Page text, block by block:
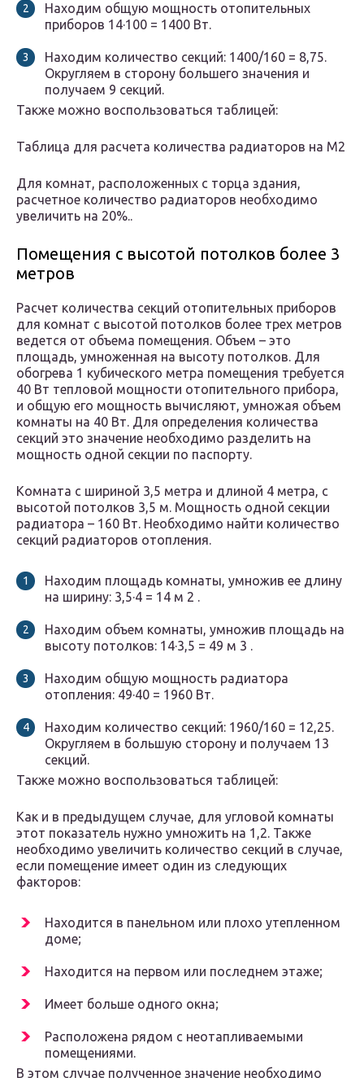
Находим общую мощность отопительных
приборов 14·100 = 1400 Вт.
Находим количество секций: 1400/160 = 8,75.
Округляем в сторону большего значения и
получаем 9 секций.
Также можно воспользоваться таблицей:
Таблица для расчета количества радиаторов на М2
Для комнат, расположенных с торца здания,
расчетное количество радиаторов необходимо
увеличить на 20%..
Помещения с высотой потолков более 3
метров
Расчет количества секций отопительных приборов
для комнат с высотой потолков более трех метров
ведется от объема помещения. Объем – это
площадь, умноженная на высоту потолков. Для
обогрева 1 кубического метра помещения требуется
40 Вт тепловой мощности отопительного прибора,
и общую его мощность вычисляют, умножая объем
комнаты на 40 Вт. Для определения количества
секций это значение необходимо разделить на
мощность одной секции по паспорту.
Комната с шириной 3,5 метра и длиной 4 метра, с
высотой потолков 3,5 м. Мощность одной секции
радиатора – 160 Вт. Необходимо найти количество
секций радиаторов отопления.
Находим площадь комнаты, умножив ее длину
на ширину: 3,5·4 = 14 м 2 .
Находим объем комнаты, умножив площадь на
высоту потолков: 14·3,5 = 49 м 3 .
Находим общую мощность радиатора
отопления: 49·40 = 1960 Вт.
Находим количество секций: 1960/160 = 12,25.
Округляем в большую сторону и получаем 13
секций.
Также можно воспользоваться таблицей:
Как и в предыдущем случае, для угловой комнаты
этот показатель нужно умножить на 1,2. Также
необходимо увеличить количество секций в случае,
если помещение имеет один из следующих
факторов:
Находится в панельном или плохо утепленном
доме;
Находится на первом или последнем этаже;
Имеет больше одного окна;
Расположена рядом с неотапливаемыми
помещениями.
В этом случае полученное значение необходимо